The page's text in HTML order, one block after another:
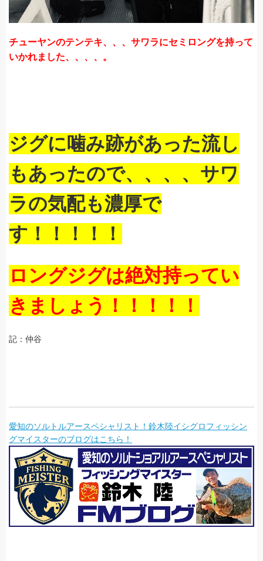
チューヤンのテンテキ、、、サワラにセミロングを持って
いかれました、、、、。
ジグに噛み跡があった流し
もあったので、、、、サワ
ラの気配も濃厚で
す！！！！！
ロングジグは絶対持ってい
きましょう！！！！！
記：仲谷
愛知のソルトルアースペシャリスト！鈴木陸イシグロフィッシン
グマイスターのブログはこちら！